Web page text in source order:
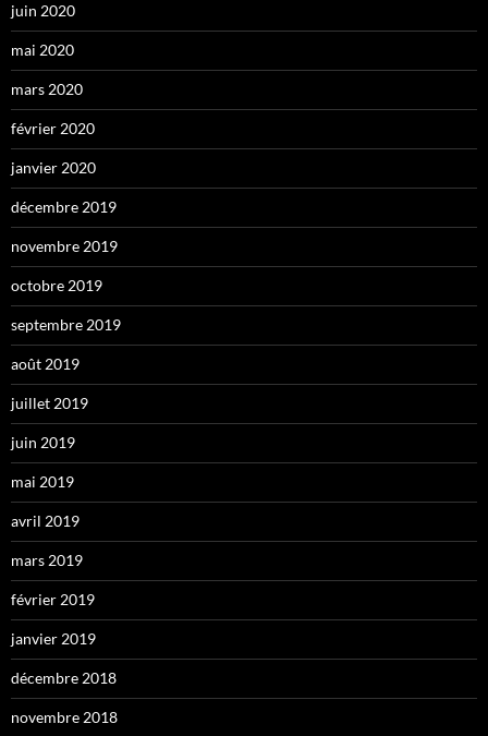
juin 2020
mai 2020
mars 2020
février 2020
janvier 2020
décembre 2019
novembre 2019
octobre 2019
septembre 2019
août 2019
juillet 2019
juin 2019
mai 2019
avril 2019
mars 2019
février 2019
janvier 2019
décembre 2018
novembre 2018